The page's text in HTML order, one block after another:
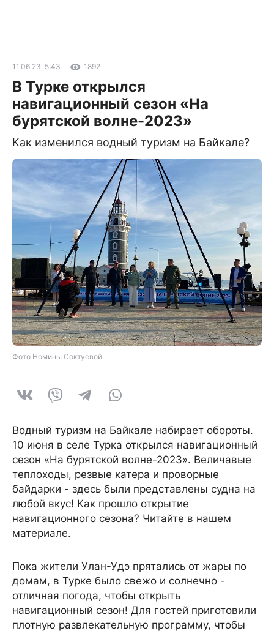
11.06.23, 5:43 1892
В Турке открылся
навигационный сезон «На
бурятской волне-2023»
Как изменился водный туризм на Байкале?
Фото Номины Соктуевой
Водный туризм на Байкале набирает обороты.
10 июня в селе Турка открылся навигационный
сезон «На бурятской волне-2023». Величавые
теплоходы, резвые катера и проворные
байдарки - здесь были представлены судна на
любой вкус! Как прошло открытие
навигационного сезона? Читайте в нашем
материале.
Пока жители Улан-Удэ прятались от жары по
домам, в Турке было свежо и солнечно -
отличная погода, чтобы открыть
навигационный сезон! Для гостей приготовили
плотную развлекательную программу, чтобы